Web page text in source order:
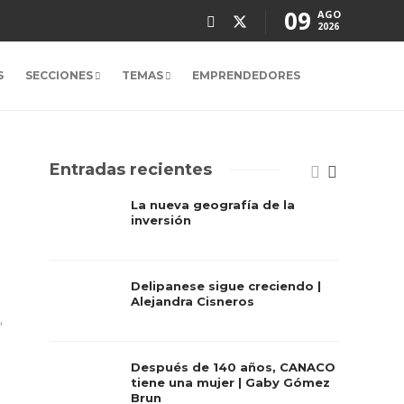
09 AGO
2026
SECCIONES TEMAS EMPRENDEDORES
Entradas recientes
La nueva geografía de la
inversión
Delipanese sigue creciendo |
Alejandra Cisneros
Después de 140 años, CANACO
tiene una mujer | Gaby Gómez
Brun